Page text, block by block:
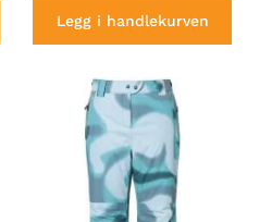
Legg i handlekurven